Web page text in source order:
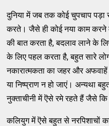
दुनिया में जब तक कोई चुपचाप
करते। जैसे ही कोई नया काम करने
की बात करता है, बदलाव लाने के
के लिए पहल करता है, बहुत सारे
नकारात्मकता का जहर और
या निष्प्राण न हो जाएं। अन्यथा
नुक्ताचीनी में ऎसे रमे रहते हैं जैसे
कलियुग मेंं ऎसे बहुत से नरपिशाचों